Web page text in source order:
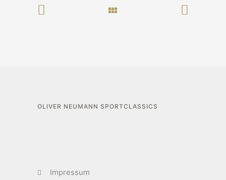
OLIVER NEUMANN SPORTCLASSICS
Impressum